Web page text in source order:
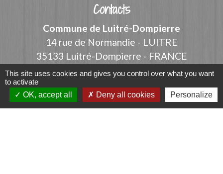
Contacts
Commune de Luitré-Dompierre
14 rue de Normandie - LUITRE
35133 Luitré-Dompierre - FRANCE
+33 2 99 97 91 26
Contact par formulaire
This site uses cookies and gives you control over what you want
to activate
OK, accept all
Deny all cookies Personalize